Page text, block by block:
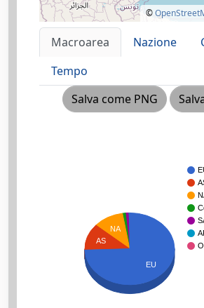
©
Macroarea Nazione
Tempo
Salva come PNG
NA
AS
EU